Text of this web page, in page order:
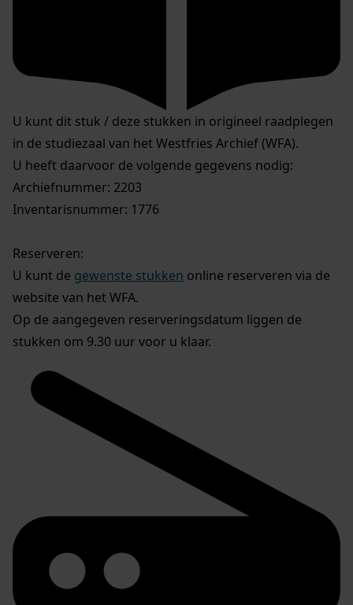
U kunt dit stuk / deze stukken in origineel raadplegen
in de studiezaal van het Westfries Archief (WFA).
U heeft daarvoor de volgende gegevens nodig:
Archiefnummer: 2203
Inventarisnummer: 1776
Reserveren:
U kunt de gewenste stukken online reserveren via de
website van het WFA.
Op de aangegeven reserveringsdatum liggen de
stukken om 9.30 uur voor u klaar.